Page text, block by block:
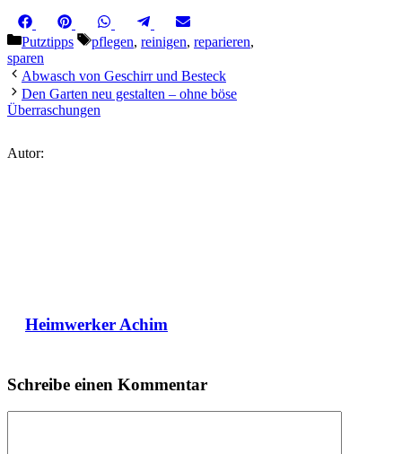
Share
on
FacebookShare
on
Pinterest Share
on
WhatsAppShare
on
TelegramShare
on
Kategorien
Putztipps Schlagwörter
pflegen, reinigen, reparieren,
sparen
Abwasch von Geschirr und Besteck
Den Garten neu gestalten – ohne böse
Überraschungen
Autor:
Heimwerker Achim
Schreibe einen Kommentar